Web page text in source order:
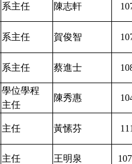
系主任 陳志軒
系主任 賀俊智
系主任 蔡進士
學位學程
主任
陳秀惠
主任 黃愫芬
主任 王明泉